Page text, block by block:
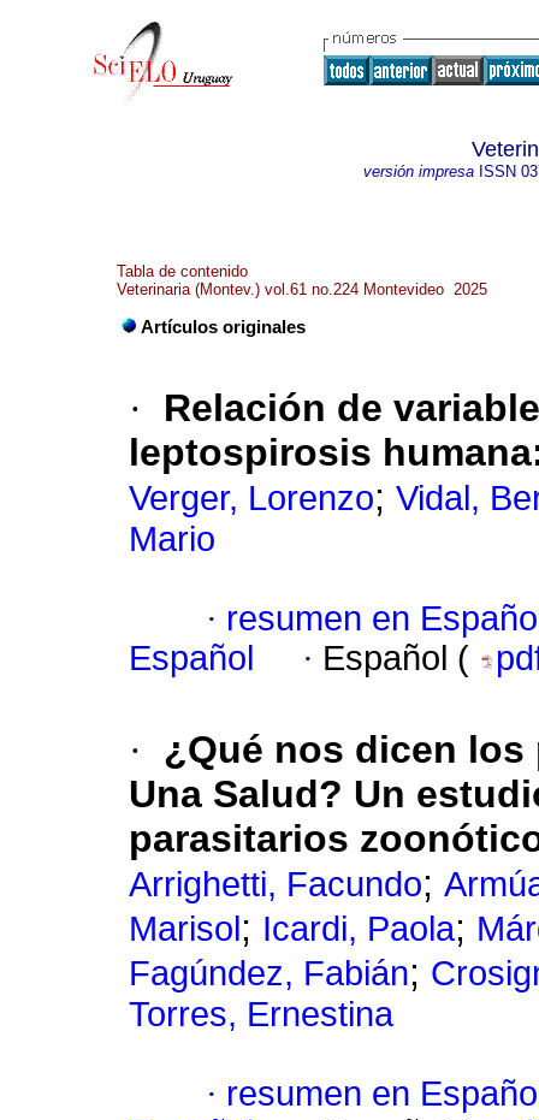
versión impresaISSN
Tabla de contenido
Veterinaria (Montev.) vol.61 no.224 Montevideo 2025
Artículos originales
·
Relación de
leptospirosis
Verger, Lorenzo; Vidal,
Mario
· resumen en
Español
· Español (
·
¿Qué nos dicen
Una Salud? Un
parasitarios
Arrighetti, Facundo;
Marisol ; Icardi, Paola;
Fagúndez, Fabián;
Torres, Ernestina
· resumen en